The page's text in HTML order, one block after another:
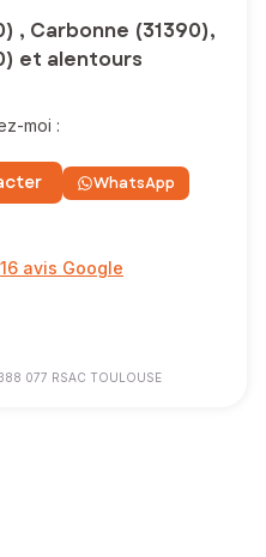
, Carbonne (31390),
et alentours
moi :
WhatsApp
16 avis Google
077 RSAC TOULOUSE
indépendant au sein du